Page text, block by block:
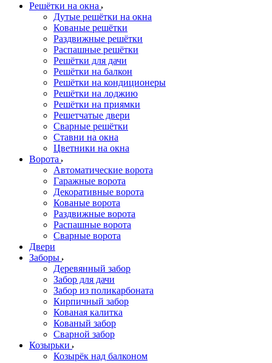
Решётки на окна
Дутые решётки на окна
Кованые решётки
Раздвижные решётки
Распашные решётки
Решётки для дачи
Решётки на балкон
Решётки на кондиционеры
Решётки на лоджию
Решётки на приямки
Решетчатые двери
Сварные решётки
Ставни на окна
Цветники на окна
Ворота
Автоматические ворота
Гаражные ворота
Декоративные ворота
Кованые ворота
Раздвижные ворота
Распашные ворота
Сварные ворота
Двери
Заборы
Деревянный забор
Забор для дачи
Забор из поликарбоната
Кирпичный забор
Кованая калитка
Кованый забор
Сварной забор
Козырьки
Козырёк над балконом